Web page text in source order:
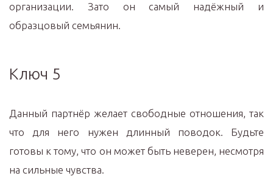
организации. Зато он самый надёжный и
образцовый семьянин.
Ключ 5
Данный партнёр желает свободные отношения, так
что для него нужен длинный поводок. Будьте
готовы к тому, что он может быть неверен, несмотря
на сильные чувства.